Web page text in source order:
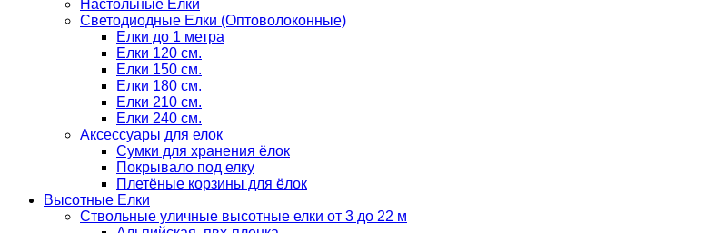
Настольные Елки
Светодиодные Елки (Оптоволоконные)
Елки до 1 метра
Елки 120 см.
Елки 150 см.
Елки 180 см.
Елки 210 см.
Елки 240 см.
Аксессуары для елок
Сумки для хранения ёлок
Покрывало под елку
Плетёные корзины для ёлок
Высотные Елки
Ствольные уличные высотные елки от 3 до 22 м